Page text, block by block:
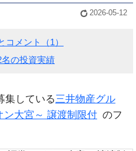
2026-05-12
コメント（1）
の投資実績
集している三井物産グル
ン大宮～ 譲渡制限付 のフ